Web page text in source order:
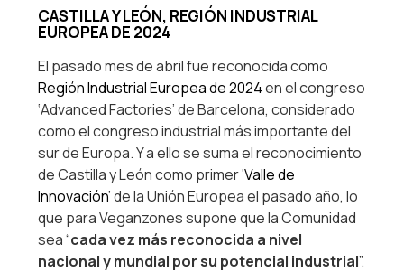
CASTILLA Y LEÓN, REGIÓN INDUSTRIAL
EUROPEA DE 2024
El pasado mes de abril fue reconocida como
Región Industrial Europea de 2024en el congreso
‘Advanced Factories’ de Barcelona, considerado
como el congreso industrial más importante del
sur de Europa. Y a ello se suma el reconocimiento
de Castilla y León como primer ‘Valle de
Innovación’ de la Unión Europea el pasado año, lo
que para Veganzones supone que la Comunidad
sea “cada vez más reconocida a nivel
nacional y mundial por su potencial industrial”.